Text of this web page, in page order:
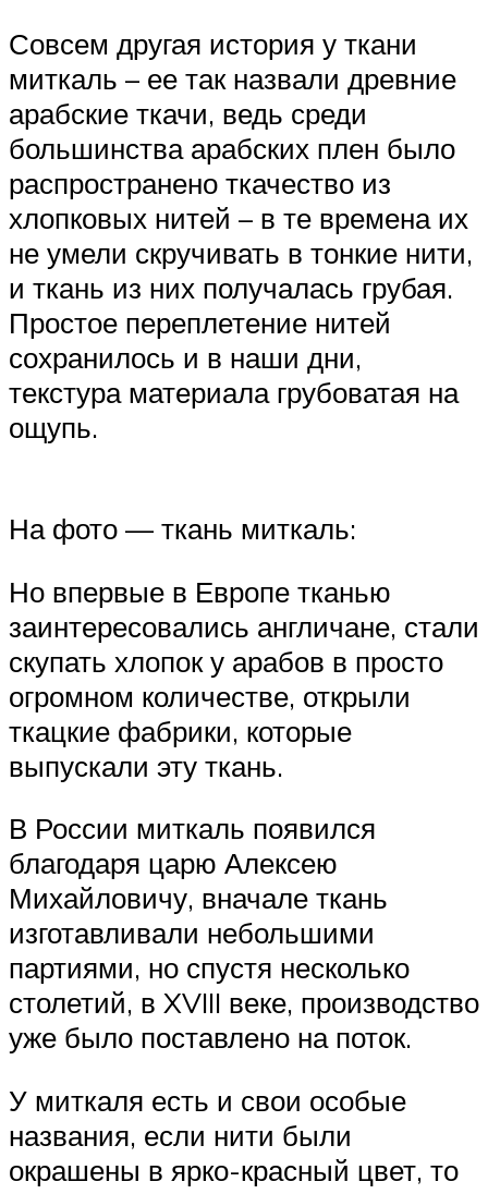
Совсем другая история у ткани
миткаль – ее так назвали древние
арабские ткачи, ведь среди
большинства арабских плен было
распространено ткачество из
хлопковых нитей – в те времена их
не умели скручивать в тонкие нити,
и ткань из них получалась грубая.
Простое переплетение нитей
сохранилось и в наши дни,
текстура материала грубоватая на
ощупь.
На фото — ткань миткаль:
Но впервые в Европе тканью
заинтересовались англичане, стали
скупать хлопок у арабов в просто
огромном количестве, открыли
ткацкие фабрики, которые
выпускали эту ткань.
В России миткаль появился
благодаря царю Алексею
Михайловичу, вначале ткань
изготавливали небольшими
партиями, но спустя несколько
столетий, в XVIII веке, производство
уже было поставлено на поток.
У миткаля есть и свои особые
названия, если нити были
окрашены в ярко-красный цвет, то